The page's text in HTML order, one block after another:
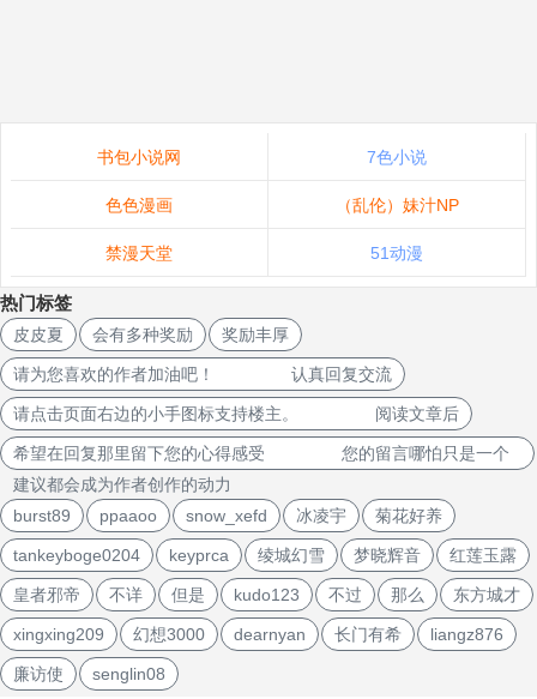
书包小说网 7色小说
色色漫画 （乱伦）妹汁NP
禁漫天堂 51动漫
热门标签
皮皮夏 会有多种奖励 奖励丰厚
请为您喜欢的作者加油吧！ 认真回复交流
请点击页面右边的小手图标支持楼主。 阅读文章后
希望在回复那里留下您的心得感受 您的留言哪怕只是一个
建议都会成为作者创作的动力
burst89
ppaaoo snow_xefd 冰凌宇 菊花好养
tankeyboge0204 keyprca 绫城幻雪 梦晓辉音 红莲玉露
皇者邪帝 不详 但是 kudo123 不过 那么 东方城才
xingxing209 幻想3000 dearnyan 长门有希 liangz876
廉访使 senglin08